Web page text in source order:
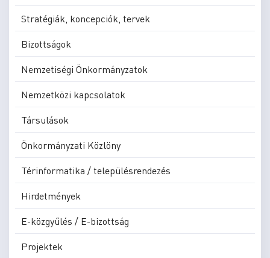
Stratégiák, koncepciók, tervek
Bizottságok
Nemzetiségi Önkormányzatok
Nemzetközi kapcsolatok
Társulások
Önkormányzati Közlöny
Térinformatika / településrendezés
Hirdetmények
E-közgyűlés / E-bizottság
Projektek